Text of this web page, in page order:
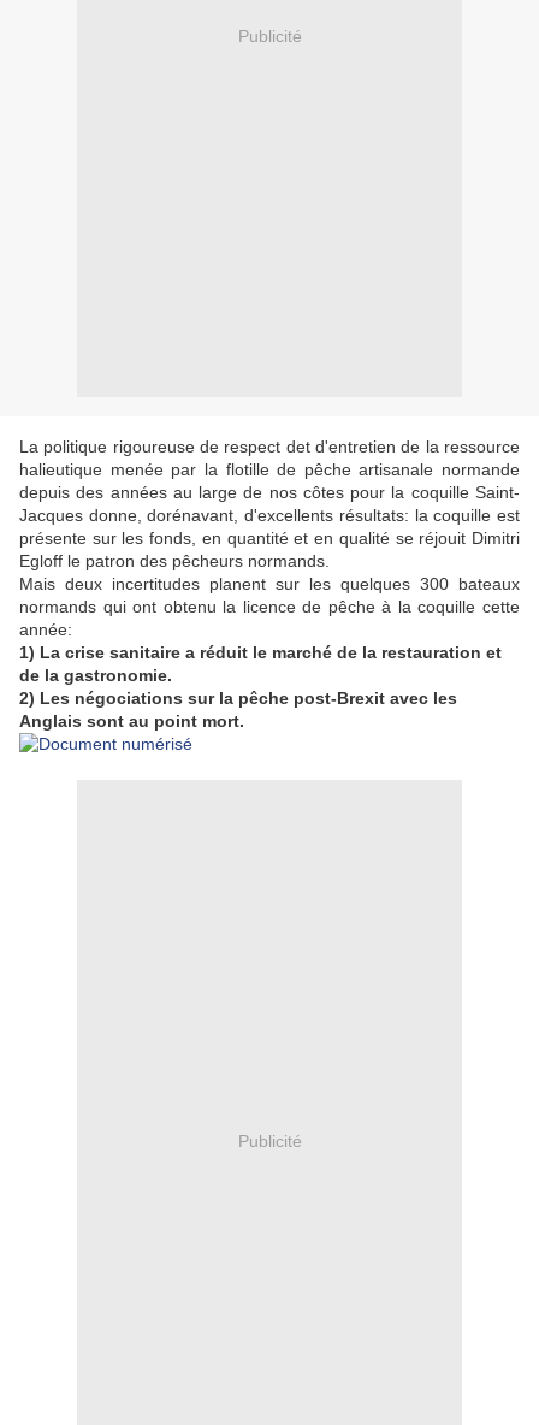
Publicité
La politique rigoureuse de respect det d'entretien de la ressource
halieutique menée par la flotille de pêche artisanale normande
depuis des années au large de nos côtes pour la coquille Saint-
Jacques donne, dorénavant, d'excellents résultats: la coquille est
présente sur les fonds, en quantité et en qualité se réjouit Dimitri
Egloff le patron des pêcheurs normands.
Mais deux incertitudes planent sur les quelques 300 bateaux
normands qui ont obtenu la licence de pêche à la coquille cette
année:
1) La crise sanitaire a réduit le marché de la restauration et
de la gastronomie.
2) Les négociations sur la pêche post-Brexit avec les
Anglais sont au point mort.
Publicité